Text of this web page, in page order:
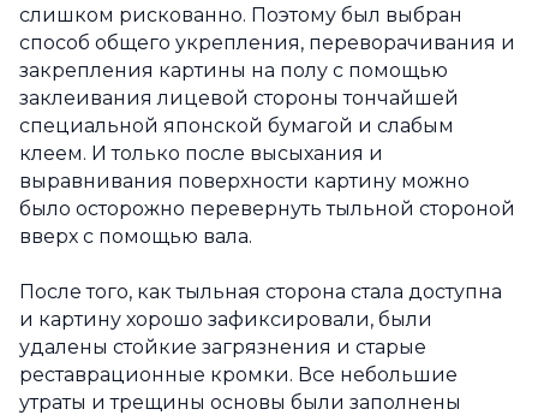
слишком рискованно. Поэтому был выбран
способ общего укрепления, переворачивания и
закрепления картины на полу с помощью
заклеивания лицевой стороны тончайшей
специальной японской бумагой и слабым
клеем. И только после высыхания и
выравнивания поверхности картину можно
было осторожно перевернуть тыльной стороной
вверх с помощью вала.
После того, как тыльная сторона стала доступна
и картину хорошо зафиксировали, были
удалены стойкие загрязнения и старые
реставрационные кромки. Все небольшие
утраты и трещины основы были заполнены